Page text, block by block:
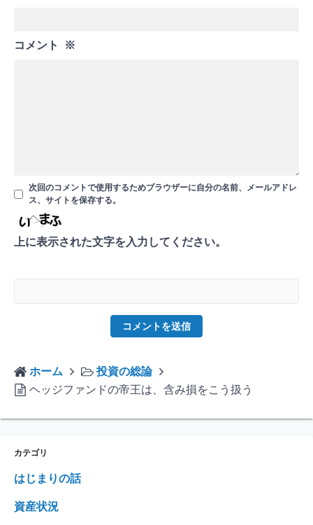
コメント ※
次回のコメントで使用するためブラウザーに自分の名前、メールアドレ
ス、サイトを保存する。
上に表示された文字を入力してください。
ホーム
投資の総論
ヘッジファンドの帝王は、含み損をこう扱う
カテゴリ
はじまりの話
資産状況